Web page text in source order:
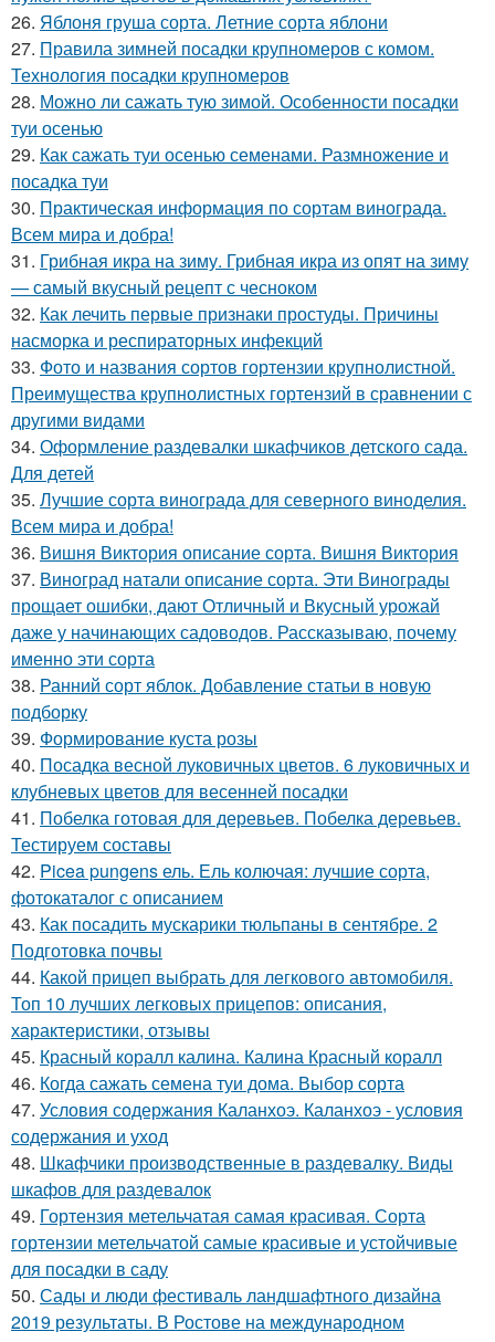
26. Яблоня груша сорта. Летние сорта яблони
27. Правила зимней посадки крупномеров с комом.
Технология посадки крупномеров
28. Можно ли сажать тую зимой. Особенности посадки
туи осенью
29. Как сажать туи осенью семенами. Размножение и
посадка туи
30. Практическая информация по сортам винограда.
Всем мира и добра!
31. Грибная икра на зиму. Грибная икра из опят на зиму
— самый вкусный рецепт с чесноком
32. Как лечить первые признаки простуды. Причины
насморка и респираторных инфекций
33. Фото и названия сортов гортензии крупнолистной.
Преимущества крупнолистных гортензий в сравнении с
другими видами
34. Оформление раздевалки шкафчиков детского сада.
Для детей
35. Лучшие сорта винограда для северного виноделия.
Всем мира и добра!
36. Вишня Виктория описание сорта. Вишня Виктория
37. Виноград натали описание сорта. Эти Винограды
прощает ошибки, дают Отличный и Вкусный урожай
даже у начинающих садоводов. Рассказываю, почему
именно эти сорта
38. Ранний сорт яблок. Добавление статьи в новую
подборку
39. Формирование куста розы
40. Посадка весной луковичных цветов. 6 луковичных и
клубневых цветов для весенней посадки
41. Побелка готовая для деревьев. Побелка деревьев.
Тестируем составы
42. Picea pungens ель. Ель колючая: лучшие сорта,
фотокаталог с описанием
43. Как посадить мускарики тюльпаны в сентябре. 2
Подготовка почвы
44. Какой прицеп выбрать для легкового автомобиля.
Топ 10 лучших легковых прицепов: описания,
характеристики, отзывы
45. Красный коралл калина. Калина Красный коралл
46. Когда сажать семена туи дома. Выбор сорта
47. Условия содержания Каланхоэ. Каланхоэ - условия
содержания и уход
48. Шкафчики производственные в раздевалку. Виды
шкафов для раздевалок
49. Гортензия метельчатая самая красивая. Сорта
гортензии метельчатой самые красивые и устойчивые
для посадки в саду
50. Сады и люди фестиваль ландшафтного дизайна
2019 результаты. В Ростове на международном